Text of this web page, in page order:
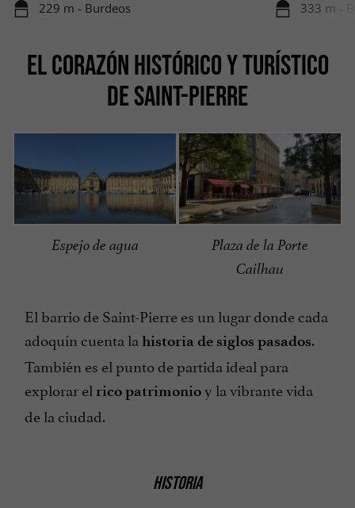
229 m - Burdeos 333 m -
EL CORAZÓN HISTÓRICO Y TURÍSTICO
DE SAINT-PIERRE
Espejo de agua
Plaza de la Porte
Cailhau
El barrio de Saint-Pierre es un lugar donde cada
adoquín cuenta la historia de siglos pasados.
También es el punto de partida ideal para
explorar el rico patrimonioy la vibrante vida
de la ciudad.
HISTORIA